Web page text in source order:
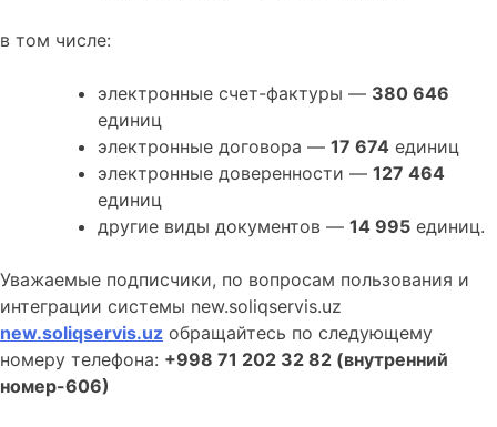
в том числе:
электронные счет-фактуры — 380 646
единиц
электронные договора — 17 674 единиц
электронные доверенности — 127 464
единиц
другие виды документов — 14 995 единиц.
Уважаемые подписчики, по вопросам пользования и
интеграции системы new.soliqservis.uz
new.soliqservis.uz обращайтесь по следующему
номеру телефона: +998 71 202 32 82 (внутренний
номер-606)